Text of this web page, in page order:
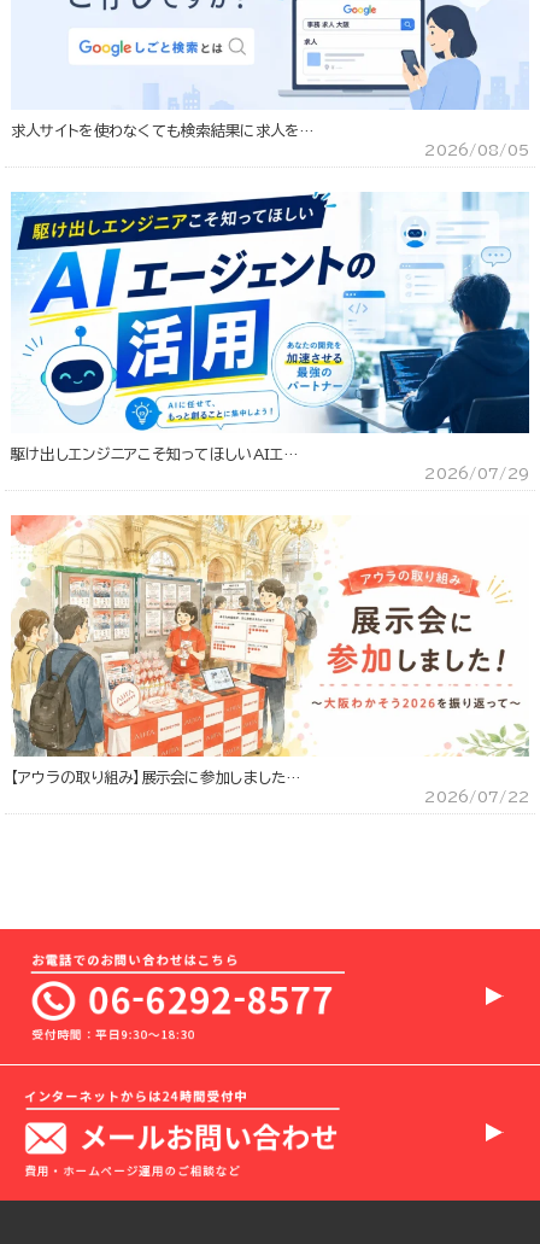
求人サイトを使わなくても検索結果に求人を…
2026/08/05
駆け出しエンジニアこそ知ってほしいAIエ…
2026/07/29
【アウラの取り組み】展示会に参加しました…
2026/07/22